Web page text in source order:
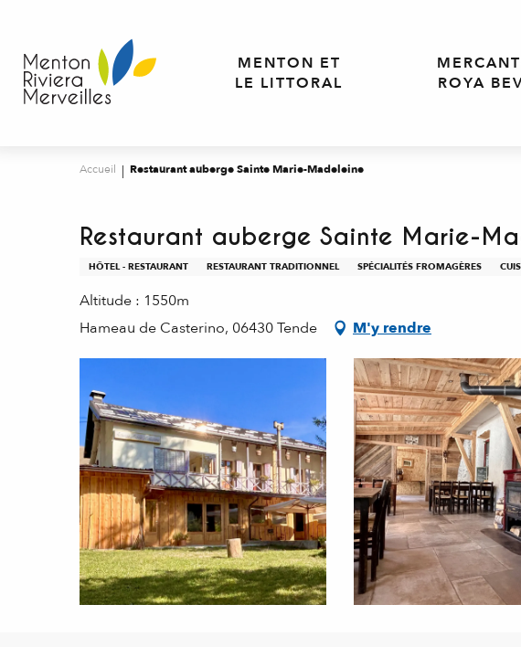
contenu
principal
MENTON ET
LE LITTORAL
ROYA
Accueil Restaurant auberge Sainte Marie-Madeleine
Restaurant auberge Sainte Marie-
HÔTEL - RESTAURANT RESTAURANT TRADITIONNEL SPÉCIALITÉS FROMAGÈRES
Altitude : 1550m
Hameau de Casterino, 06430 Tende
M'y rendre